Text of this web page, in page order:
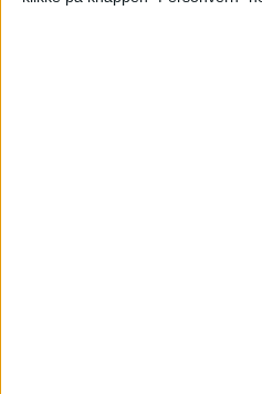
samme tid, sier Lars Ø.